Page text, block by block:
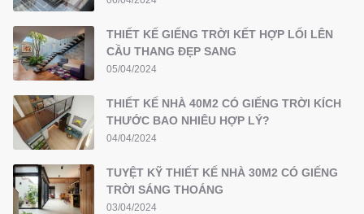
THIẾT KẾ GIẾNG TRỜI KẾT HỢP LỐI LÊN
CẦU THANG ĐẸP SANG
05/04/2024
THIẾT KẾ NHÀ 40M2 CÓ GIẾNG TRỜI KÍCH
THƯỚC BAO NHIÊU HỢP LÝ?
04/04/2024
TUYỆT KỸ THIẾT KẾ NHÀ 30M2 CÓ GIẾNG
TRỜI SÁNG THOÁNG
03/04/2024